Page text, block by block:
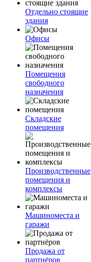
Отдельно стоящие
здания
Офисы
Помещения
свободного
назначения
Складские
помещения
Производственные
помещения и
комплексы
Машиноместа и
гаражи
Продажа от
партнёров